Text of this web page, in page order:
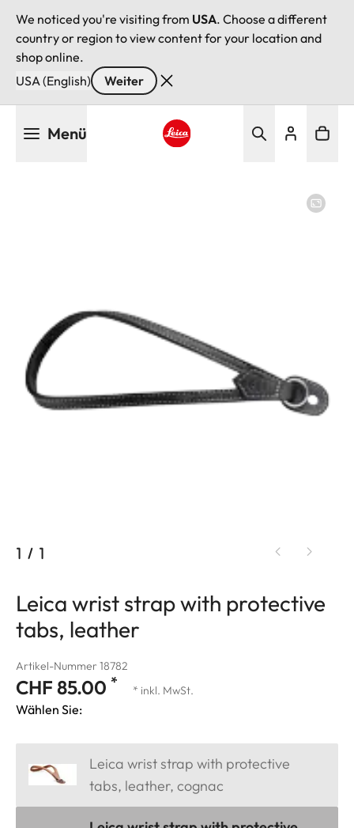
We noticed you're visiting from USA. Choose a different
country or region to view content for your location and
shop online.
USA (English)
Weiter
Menü
1 / 1
Leica wrist strap with protective
tabs, leather
Artikel-Nummer 18782
CHF 85.00 * * inkl. MwSt.
Wählen Sie:
Leica wrist strap with protective
tabs, leather, cognac